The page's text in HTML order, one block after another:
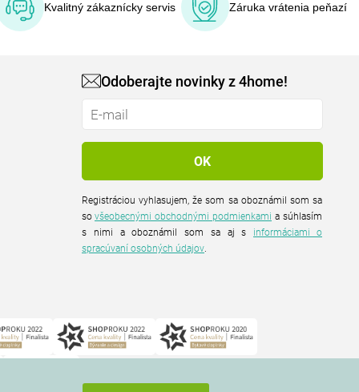
Kvalitný zákaznícky servis Záruka vrátenia peňazí
Odoberajte novinky z 4home!
Registráciou vyhlasujem, že som sa oboznámil som sa
sovšeobecnými obchodnými podmienkami a súhlasím
s nimi a oboznámil som sa aj s informáciami o
spracúvaní osobných údajov.